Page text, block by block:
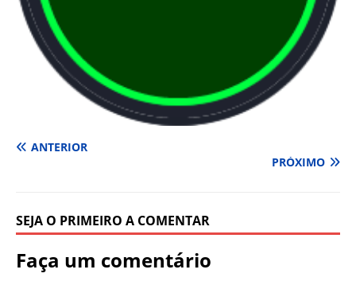
ANTERIOR
PRÓXIMO
SEJA O PRIMEIRO A COMENTAR
Faça um comentário